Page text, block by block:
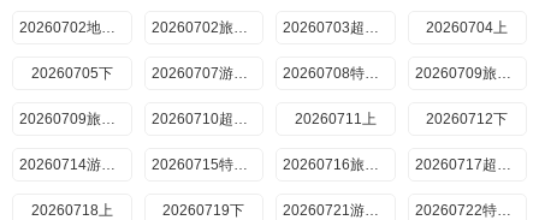
20260702地球团集结前 20260702旅行日记 20260703超前彩蛋 20260704上
20260705下 20260707游戏加更 20260708特别加更 20260709旅行日记上
20260709旅行日记下 20260710超前彩蛋 20260711上 20260712下
20260714游戏加更 20260715特别加更 20260716旅行日记 20260717超前彩蛋
20260718上 20260719下 20260721游戏加更 20260722特别加更